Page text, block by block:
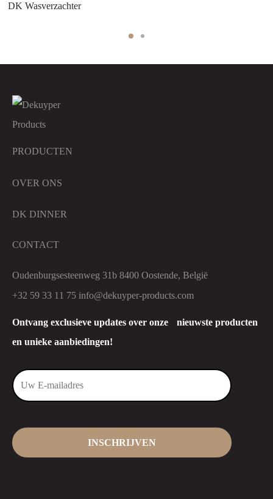
DK Wasverzachter
Ontvang exclusieve updates over onze nieuwste producten
en unieke aanbiedingen!
PRODUCTEN
OVER ONS
DK DINNER
CONTACT
Oudenburgsesteenweg 31b 8400 Oostende, België
+32 59 33 11 75 info@dekuyper-products.com